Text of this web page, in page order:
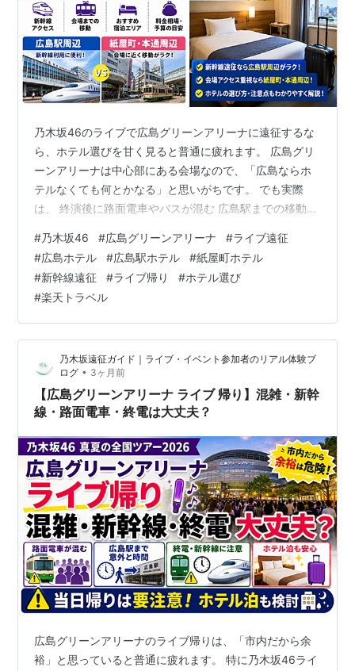
乃木坂46のライブで広島グリーンアリーナに遠征するな
ら、ホテル選びを甘く見ると普通に疲れます。 広島グリ
ーンアリーナは中心部にある会場なので、「広島ならホ
テルなくても何とかなる」と思いがちです。 でも実際
は、 終演後に路面電車やバスが混む 広島駅までの移動で
ホテルは早めに埋まりやすい 安さだけで選ぶと移動が面
倒になる ということが普通にあります。 結論から言う
と、広島グリーンアリーナ遠征のホテルは「広島駅周
辺」か「紙屋町・本通周辺」が正解です。 この記事で
は、乃木坂ライブ遠征目線で、 広島グリーンアリーナ遠
征でおすすめの宿泊エリア 広島駅周…
#乃木坂46 #広島グリーンアリーナ #ライブ遠征
#広島ホテル #広島駅ホテル #紙屋町ホテル
#新幹線遠征 #ライブ帰り #ホテル選び
#楽天トラベル
乃木坂遠征ガイド｜ライブ・イベント参加者のリアル体験ブ
ログ • 3ヶ月前
【広島グリーンアリーナ ライブ 帰り】混雑・新幹
線・路面電車・終電は大丈夫？
広島グリーンアリーナのライブ帰りは、「市内だから余
裕」と思っていると普通に疲れます。 特に乃木坂46ライ